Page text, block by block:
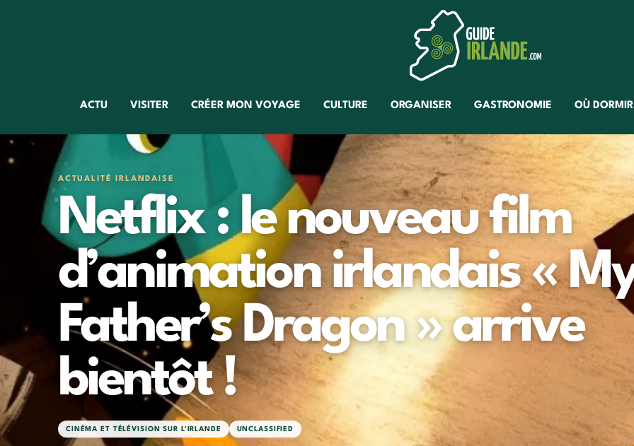
ACTU VISITER CRÉER MON VOYAGE CULTURE ORGANISER GASTRONOMIE OÙ DORMIR
ACTUALITÉ IRLANDAISE
Netflix : le nouveau film
d’animation irlandais «
Father’s Dragon » arrive
bientôt !
CINÉMA ET TÉLÉVISION SUR L'IRLANDE UNCLASSIFIED